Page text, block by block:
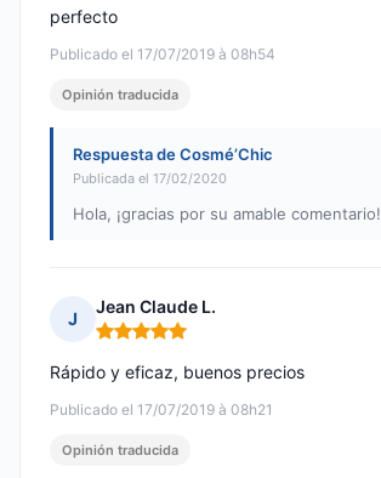
Publicado el 17/07/2019 à 08h54
perfecto
Opinión traducida
Respuesta de Cosmé’Chic
Publicada el 17/02/2020
Hola, ¡gracias por su amable comentario!
J
Jean Claude L.
Nota: 5 de 5
Publicado el 17/07/2019 à 08h21
Rápido y eficaz, buenos precios
Opinión traducida